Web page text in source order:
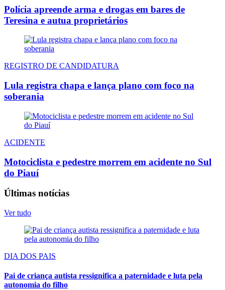
Polícia apreende arma e drogas em bares de
Teresina e autua proprietários
REGISTRO DE CANDIDATURA
Lula registra chapa e lança plano com foco na
soberania
ACIDENTE
Motociclista e pedestre morrem em acidente no Sul
do Piauí
Últimas notícias
Ver tudo
DIA DOS PAIS
Pai de criança autista ressignifica a paternidade e luta pela
autonomia do filho